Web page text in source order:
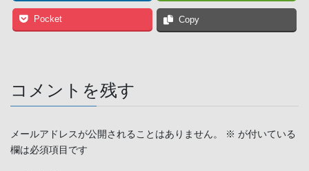
Pocket Copy
コメントを残す
メールアドレスが公開されることはありません。 ※ が付いている
欄は必須項目です